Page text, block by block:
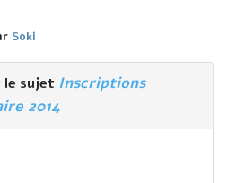
Soki
sujet Inscriptions
2014